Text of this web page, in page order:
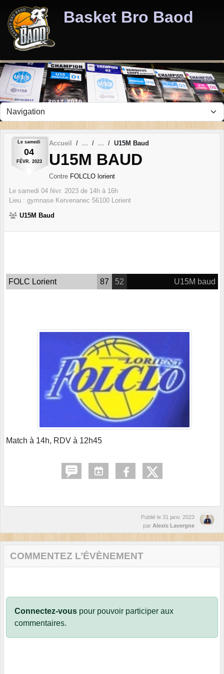
Basket Bro Baod
Le samedi
04
FÉVR. 2023
Accueil U15M Baud
U15M BAUD
Contre FOLCLO lorient
Le samedi 04 févr. 2023 de 14h à 16h
Lieu : gymnase Kervenanec 56100 Lorient
U15M Baud
FOLC Lorient 87 52 U15M baud
Match à 14h, RDV à 12h45
Publié le 31 janv. 2023
par Alexis Lavergne
COMMENTEZ L’ÉVÈNEMENT
Connectez-vous pour pouvoir participer aux
commentaires.
Panneau de gestion des cookies